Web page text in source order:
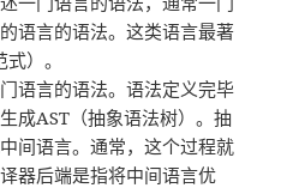
语言的语法。这类语言最著
）。
语言的语法。语法定义完毕
成AST（抽象语法树）。抽
间语言。通常，这个过程就
器后端是指将中间语言优